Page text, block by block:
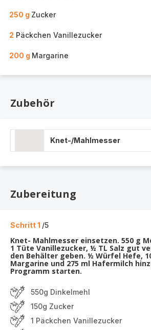
250 g Zucker
2 Päckchen Vanillezucker
200 g Margarine
Zubehör
Knet-/Mahlmesser
Zubereitung
Schritt 1 /5
Knet- Mahlmesser einsetzen. 550 g
1 Tüte Vanillezucker, ½ TL Salz gut
den Behälter geben. ½ Würfel Hefe,
Margarine und 275 ml Hafermilch
Programm starten.
550g Dinkelmehl
150g Zucker
1 Päckchen Vanillezucker